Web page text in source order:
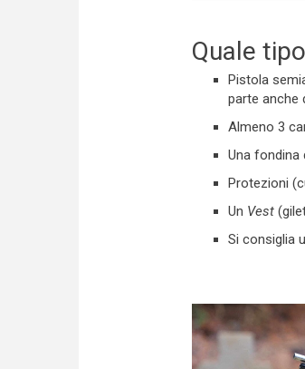
Quale
Pistola
parte anche
Almeno 3
Una
Protezioni
Un Vest
Si consiglia